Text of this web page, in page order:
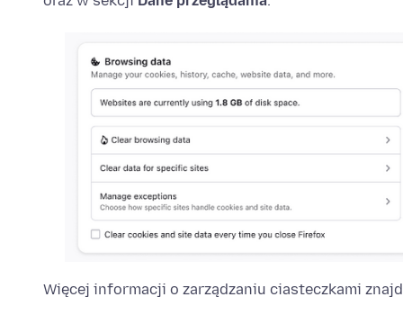
Więcej informacji o zarządzaniu ciasteczkami